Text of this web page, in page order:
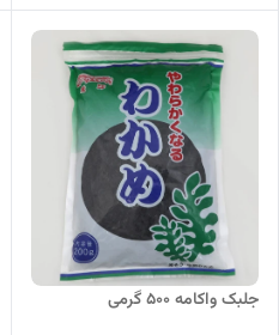
جلبک واکامه 500 گرمی